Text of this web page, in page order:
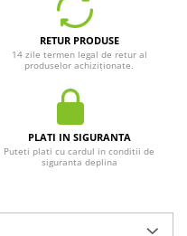
RETUR PRODUSE
14 zile termen legal de retur al
produselor achiziționate.
PLATI IN SIGURANTA
Puteti plati cu cardul in conditii de
siguranta deplina